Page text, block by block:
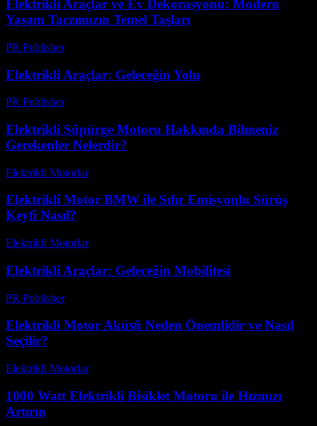
Elektrikli Araçlar ve Ev Dekorasyonu: Modern
Yaşam Tarzımızın Temel Taşları
PR Publisher-
Elektrikli Araçlar: Geleceğin Yolu
PR Publisher-
Elektrikli Süpürge Motoru Hakkında Bilmeniz
Gerekenler Nelerdir?
Elektrikli Motorlar-
Elektrikli Motor BMW ile Sıfır Emisyonlu Sürüş
Keyfi Nasıl?
Elektrikli Motorlar-
Elektrikli Araçlar: Geleceğin Mobilitesi
PR Publisher-
Elektrikli Motor Aküsü Neden Önemlidir ve Nasıl
Seçilir?
Elektrikli Motorlar-
1000 Watt Elektrikli Bisiklet Motoru ile Hızınızı
Artırın